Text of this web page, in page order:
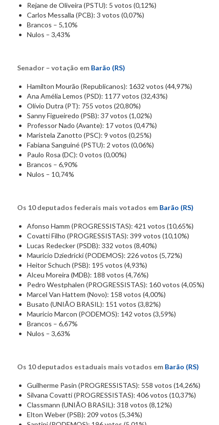
Rejane de Oliveira (PSTU): 5 votos (0,12%)
Carlos Messalla (PCB): 3 votos (0,07%)
Brancos – 5,10%
Nulos – 3,43%
Senador – votação em Barão (RS)
Hamilton Mourão (Republicanos): 1632 votos (44,97%)
Ana Amélia Lemos (PSD): 1177 votos (32,43%)
Olívio Dutra (PT): 755 votos (20,80%)
Sanny Figueiredo (PSB): 37 votos (1,02%)
Professor Nado (Avante): 17 votos (0,47%)
Maristela Zanotto (PSC): 9 votos (0,25%)
Fabiana Sanguiné (PSTU): 2 votos (0,06%)
Paulo Rosa (DC): 0 votos (0,00%)
Brancos – 6,90%
Nulos – 10,74%
Os 10 deputados federais mais votados em Barão (RS)
Afonso Hamm (PROGRESSISTAS): 421 votos (10,65%)
Covatti Filho (PROGRESSISTAS): 399 votos (10,10%)
Lucas Redecker (PSDB): 332 votos (8,40%)
Mauricio Dziedricki (PODEMOS): 226 votos (5,72%)
Heitor Schuch (PSB): 195 votos (4,93%)
Alceu Moreira (MDB): 188 votos (4,76%)
Pedro Westphalen (PROGRESSISTAS): 160 votos (4,05%)
Marcel Van Hattem (Novo): 158 votos (4,00%)
Busato (UNIÃO BRASIL): 151 votos (3,82%)
Mauricio Marcon (PODEMOS): 142 votos (3,59%)
Brancos – 6,67%
Nulos – 3,63%
Os 10 deputados estaduais mais votados em Barão (RS)
Guilherme Pasin (PROGRESSISTAS): 558 votos (14,26%)
Silvana Covatti (PROGRESSISTAS): 406 votos (10,37%)
Classmann (UNIÃO BRASIL): 318 votos (8,12%)
Elton Weber (PSB): 209 votos (5,34%)